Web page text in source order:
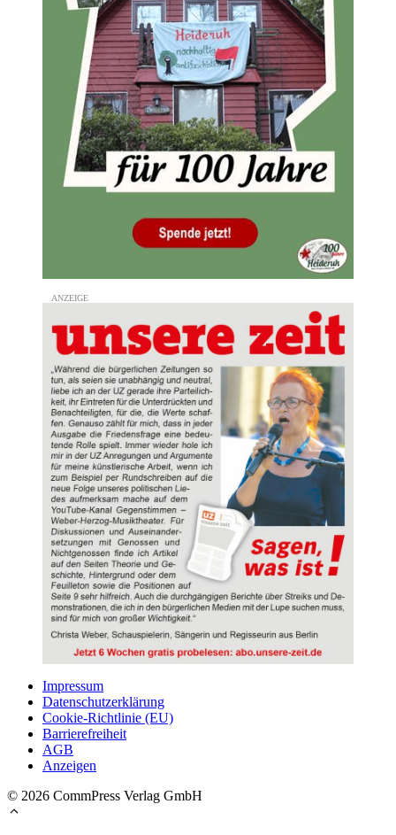
Impressum
Datenschutzerklärung
Cookie-Richtlinie (EU)
Barrierefreiheit
AGB
Anzeigen
© 2026 CommPress Verlag GmbH